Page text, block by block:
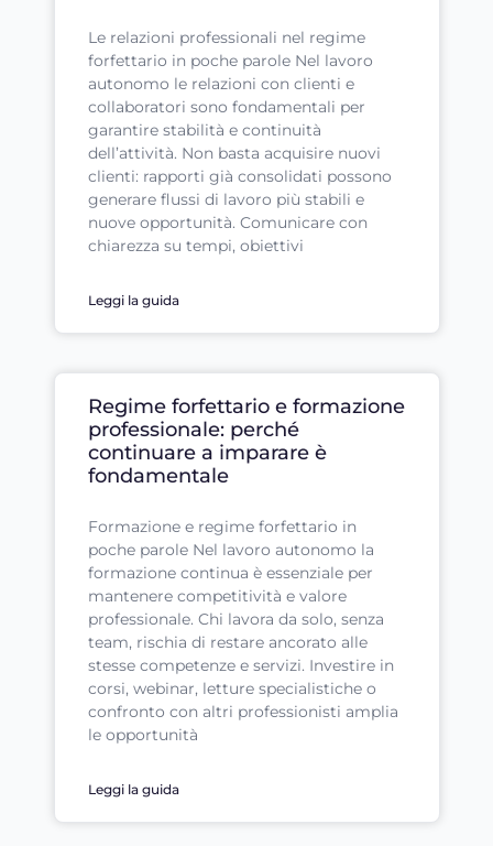
Le relazioni professionali nel regime
forfettario in poche parole Nel lavoro
autonomo le relazioni con clienti e
collaboratori sono fondamentali per
garantire stabilità e continuità
dell’attività. Non basta acquisire nuovi
clienti: rapporti già consolidati possono
generare flussi di lavoro più stabili e
nuove opportunità. Comunicare con
chiarezza su tempi, obiettivi
Leggi la guida
Regime forfettario e formazione
professionale: perché
continuare a imparare è
fondamentale
Formazione e regime forfettario in
poche parole Nel lavoro autonomo la
formazione continua è essenziale per
mantenere competitività e valore
professionale. Chi lavora da solo, senza
team, rischia di restare ancorato alle
stesse competenze e servizi. Investire in
corsi, webinar, letture specialistiche o
confronto con altri professionisti amplia
le opportunità
Leggi la guida